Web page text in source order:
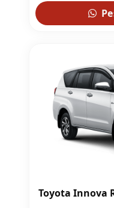
Toyota Innova